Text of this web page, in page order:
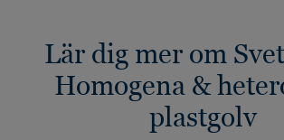
Lär dig mer om
Homogena &
plastgolv